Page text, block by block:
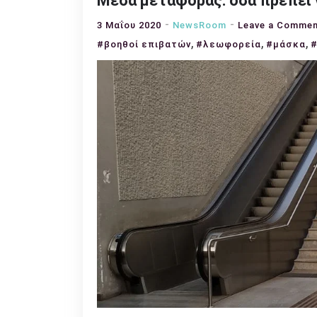
3 Μαΐου 2020 NewsRoom Leave a
#βοηθοί επιβατών, #λεωφορεία, #μάσκα,